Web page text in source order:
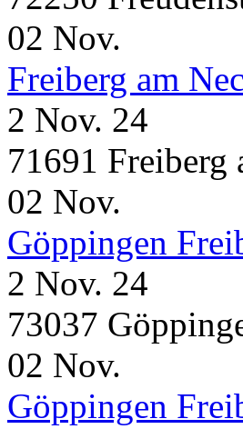
02 Nov.
Freiberg am
2 Nov. 24
71691 Freiberg
02 Nov.
Göppingen
2 Nov. 24
73037
02 Nov.
Göppingen